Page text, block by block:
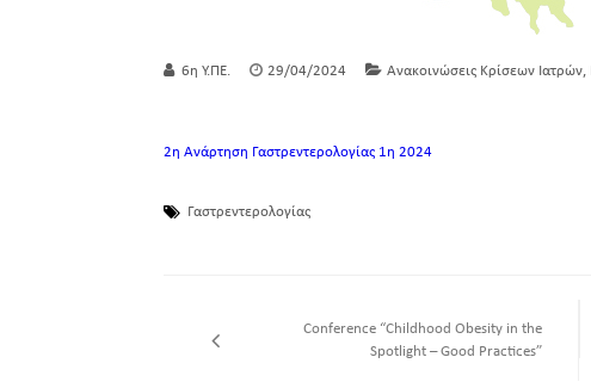
6η Υ.ΠΕ. 29/04/2024 Ανακοινώσεις Κρίσεων Ιατρών,
2η Ανάρτηση Γαστρεντερολογίας 1η 2024
Γαστρεντερολογίας
Conference “Childhood Obesity in the
Spotlight – Good Practices”